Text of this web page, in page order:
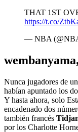
THAT 1ST
https://t.co/
— NBA
Nunca jugadores de
habían apuntado los
Y hasta ahora, solo
encadenado dos
también francés
por los Charlotte